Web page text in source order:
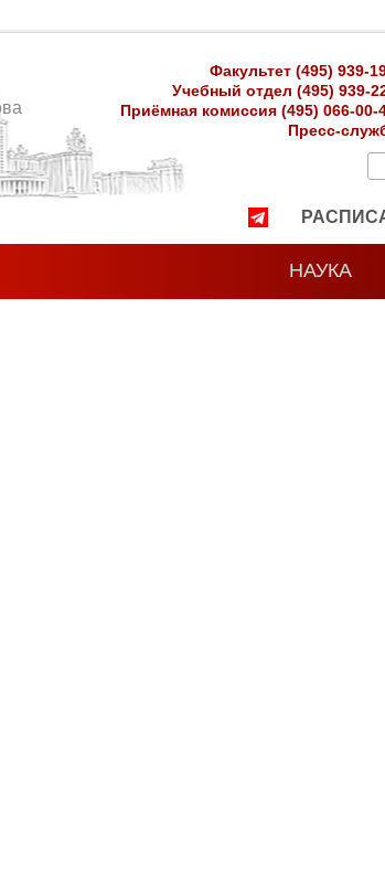
Факультет (495) 939-
Учебный отдел (495) 939-
Приёмная комиссия (495) 066-00-
Пресс-
НАУКА